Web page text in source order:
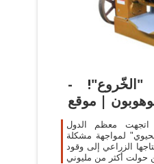
-
| موقع
معظم الدول
لمواجهة مشكلة
الزراعي إلى وقود
حولت أكثر من مليوني